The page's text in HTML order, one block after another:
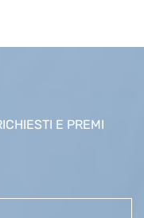
E PREMI